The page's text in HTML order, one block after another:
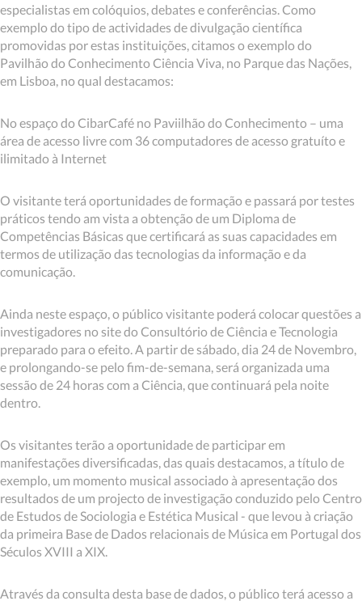
especialistas em colóquios, debates e conferências. Como
exemplo do tipo de actividades de divulgação científica
promovidas por estas instituições, citamos o exemplo do
Pavilhão do Conhecimento Ciência Viva, no Parque das Nações,
em Lisboa, no qual destacamos:
No espaço do CibarCafé no Paviilhão do Conhecimento – uma
área de acesso livre com 36 computadores de acesso gratuíto e
ilimitado à Internet
O visitante terá oportunidades de formação e passará por testes
práticos tendo am vista a obtenção de um Diploma de
Competências Básicas que certificará as suas capacidades em
termos de utilização das tecnologias da informação e da
comunicação.
Ainda neste espaço, o público visitante poderá colocar questões a
investigadores no site do Consultório de Ciência e Tecnologia
preparado para o efeito. A partir de sábado, dia 24 de Novembro,
e prolongando-se pelo fim-de-semana, será organizada uma
sessão de 24 horas com a Ciência, que continuará pela noite
dentro.
Os visitantes terão a oportunidade de participar em
manifestações diversificadas, das quais destacamos, a título de
exemplo, um momento musical associado à apresentação dos
resultados de um projecto de investigação conduzido pelo Centro
de Estudos de Sociologia e Estética Musical - que levou à criação
da primeira Base de Dados relacionais de Música em Portugal dos
Séculos XVIII a XIX.
Através da consulta desta base de dados, o público terá acesso a